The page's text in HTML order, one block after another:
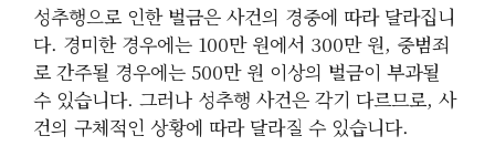
성추행으로 인한 벌금은 사건의 경중에 따라 달라집니
다. 경미한 경우에는 100만 원에서 300만 원, 중범죄
로 간주될 경우에는 500만 원 이상의 벌금이 부과될
수 있습니다. 그러나 성추행 사건은 각기 다르므로, 사
건의 구체적인 상황에 따라 달라질 수 있습니다.